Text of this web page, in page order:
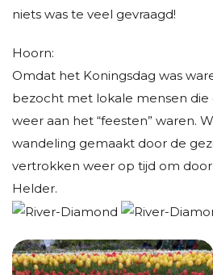
niets was te veel gevraagd!
Hoorn:
Omdat het Koningsdag was
bezocht met lokale mensen die
weer aan het “feesten” waren.
wandeling gemaakt door de
vertrokken weer op tijd om
Helder.